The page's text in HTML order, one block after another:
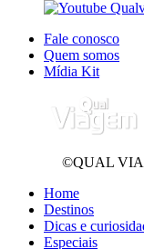
Fale conosco
Quem somos
Mídia Kit
©QUAL
Home
Destinos
Dicas e
Especiais